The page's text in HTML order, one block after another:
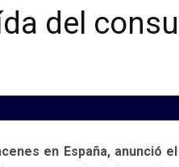
del
en España, anunció